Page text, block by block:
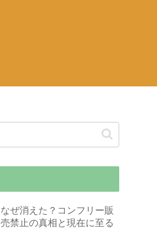
なぜ消えた？コンフリー販
売禁止の真相と現在に至る